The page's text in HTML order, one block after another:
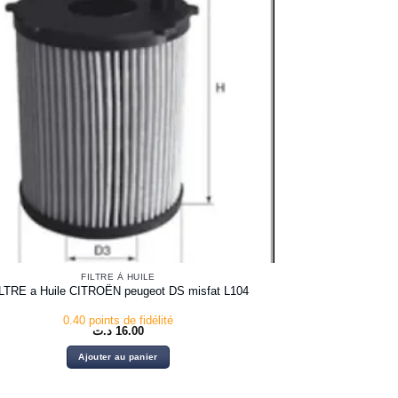
FILTRE À HUILE
a Huile CITROËN peugeot DS misfat L104
0.40 points de fidélité
16.00 د.ت
Ajouter au panier